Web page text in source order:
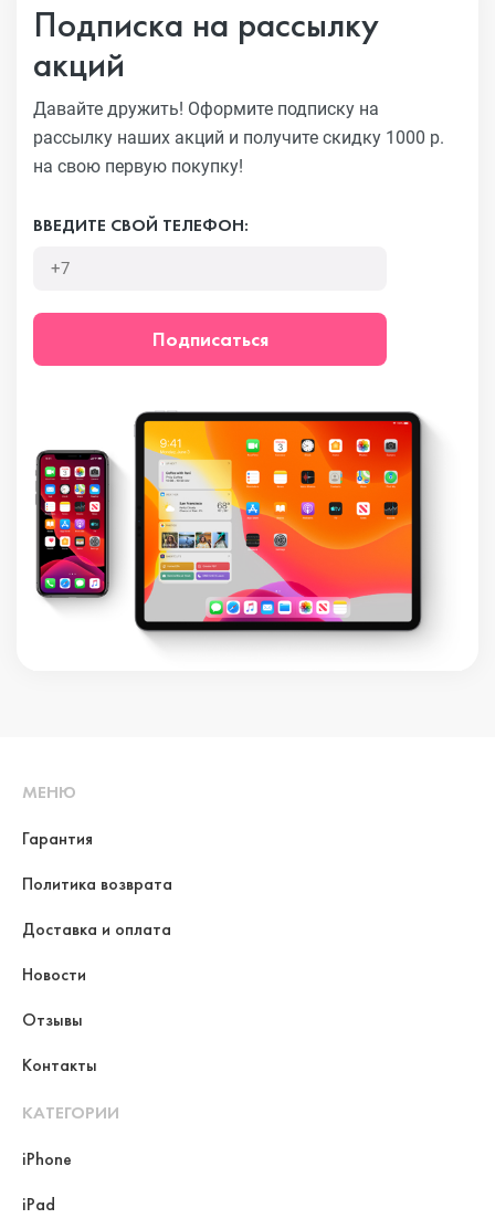
Подписка на рассылку
акций
Давайте дружить! Оформите подписку на
рассылку наших акций и получите скидку 1000 р.
на свою первую покупку!
ВВЕДИТЕ СВОЙ ТЕЛЕФОН:
Подписаться
МЕНЮ
Гарантия
Политика возврата
Доставка и оплата
Новости
Отзывы
Контакты
КАТЕГОРИИ
iPhone
iPad